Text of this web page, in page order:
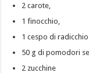
2 carote,
1 finocchio,
1 cespo di radicchio
50 g di pomodori
2 zucchine